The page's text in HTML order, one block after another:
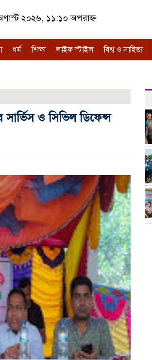
২০২৬, ১১:১০ অপরাহ্ন
ধর্ম শিক্ষা লাইফ স্টাইল বিশ্ব ও সাহিত্য
সার্ভিস ও সিভিল ডিফেন্স